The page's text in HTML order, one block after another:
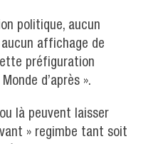
politique, aucun
affichage de
préfiguration
d’après ».
là peuvent laisser
» regimbe tant soit